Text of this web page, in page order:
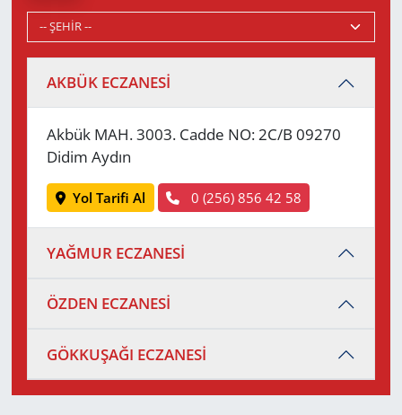
AKBÜK ECZANESİ
Akbük MAH. 3003. Cadde NO: 2C/B 09270
Didim Aydın
Yol Tarifi Al 0 (256) 856 42 58
YAĞMUR ECZANESİ
ÖZDEN ECZANESİ
GÖKKUŞAĞI ECZANESİ